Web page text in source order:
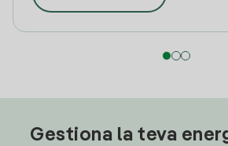
Gestiona la teva